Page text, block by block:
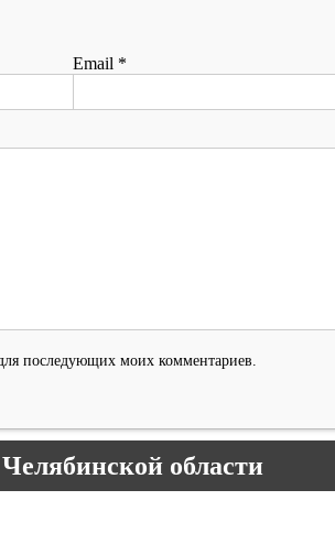
Email *
последующих моих комментариев.
области